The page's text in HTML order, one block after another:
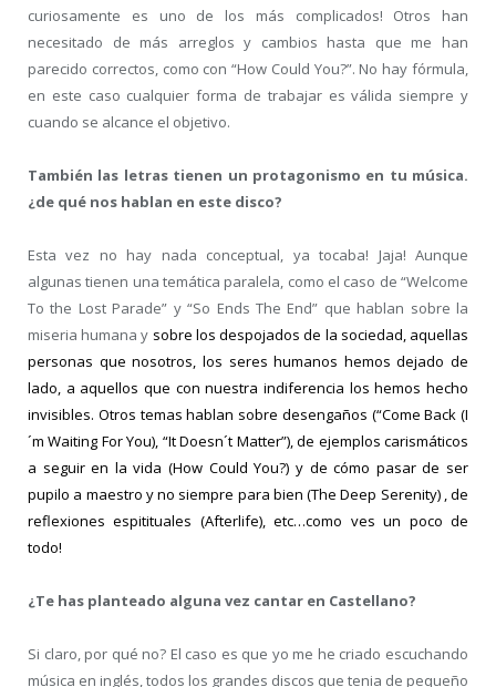
curiosamente es uno de los más complicados! Otros han
necesitado de más arreglos y cambios hasta que me han
parecido correctos, como con “How Could You?”. No hay fórmula,
en este caso cualquier forma de trabajar es válida siempre y
cuando se alcance el objetivo.
También las letras tienen un protagonismo en tu música.
¿de qué nos hablan en este disco?
Esta vez no hay nada conceptual, ya tocaba! Jaja! Aunque
algunas tienen una temática paralela, como el caso de “Welcome
To the Lost Parade” y “So Ends The End” que hablan sobre la
miseria humana y sobre los despojados de la sociedad, aquellas
personas que nosotros, los seres humanos hemos dejado de
lado, a aquellos que con nuestra indiferencia los hemos hecho
invisibles. Otros temas hablan sobre desengaños (“Come Back (I
´m Waiting For You), “It Doesn´t Matter”), de ejemplos carismáticos
a seguir en la vida (How Could You?) y de cómo pasar de ser
pupilo a maestro y no siempre para bien (The Deep Serenity) , de
reflexiones espitituales (Afterlife), etc…como ves un poco de
todo!
¿Te has planteado alguna vez cantar en Castellano?
Si claro, por qué no? El caso es que yo me he criado escuchando
música en inglés, todos los grandes discos que tenia de pequeño